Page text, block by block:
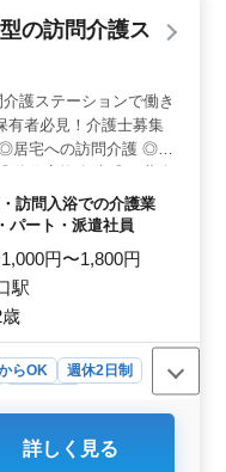
で小型から大型ト
納車業務を担当し
、大型車両整備の
を抑えられる環境
与、社会保険完備に
が整った環境で安心
の訪問介護ス
護ステーションで働き
有者必見！介護士募集
居宅への訪問介護 ◎食
体位変換介助 ◎服薬介
理 ◎トイレへの移動
考】 ◎社会保険完備 ◎
環境です◎ 皆様のご
す！
訪問入浴での介護業
パート・派遣社員
円〜1,800円
駅
らOK
週休2日制
スタッフ
詳しく見る